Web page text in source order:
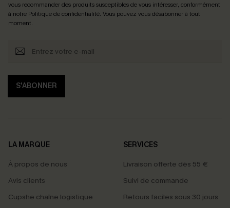
vous recommander des produits susceptibles de vous intéresser, conformément
à notre Politique de confidentialité. Vous pouvez vous désabonner à tout
moment.
S'ABONNER
LA MARQUE
À propos de nous
Avis clients
Cupshe chaîne logistique
SERVICES
Livraison offerte dès 55 €
Suivi de commande
Retours faciles sous 30 jours